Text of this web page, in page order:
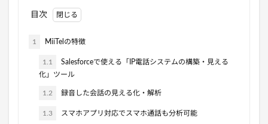
目次
1 MiiTelの特徴
1.1
Salesforceで使える「IP電話システムの構築・見える
化」ツール
1.2 録音した会話の見える化・解析
1.3 スマホアプリ対応でスマホ通話も分析可能